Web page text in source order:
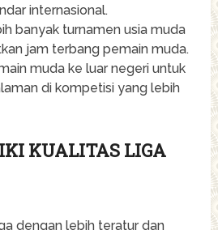
internasional.
banyak turnamen usia muda
jam terbang pemain muda.
muda ke luar negeri untuk
di kompetisi yang lebih
KUALITAS LIGA
dengan lebih teratur dan